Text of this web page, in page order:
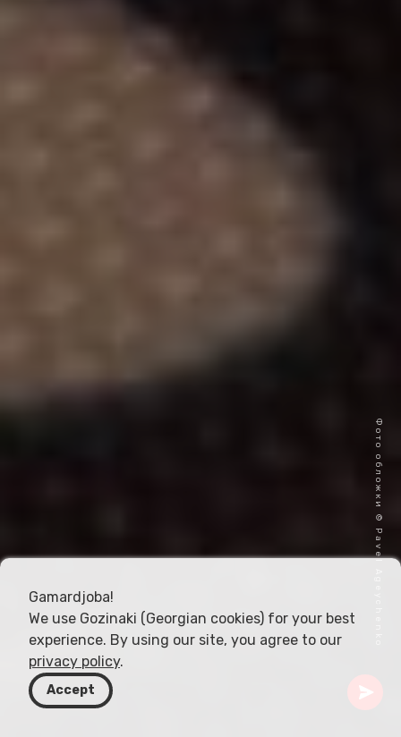
Фото обложки © Pavel Ageychenko
Gamardjoba!
We use Gozinaki (Georgian cookies) for your best
experience. By using our site, you agree to our
privacy policy.
Accept